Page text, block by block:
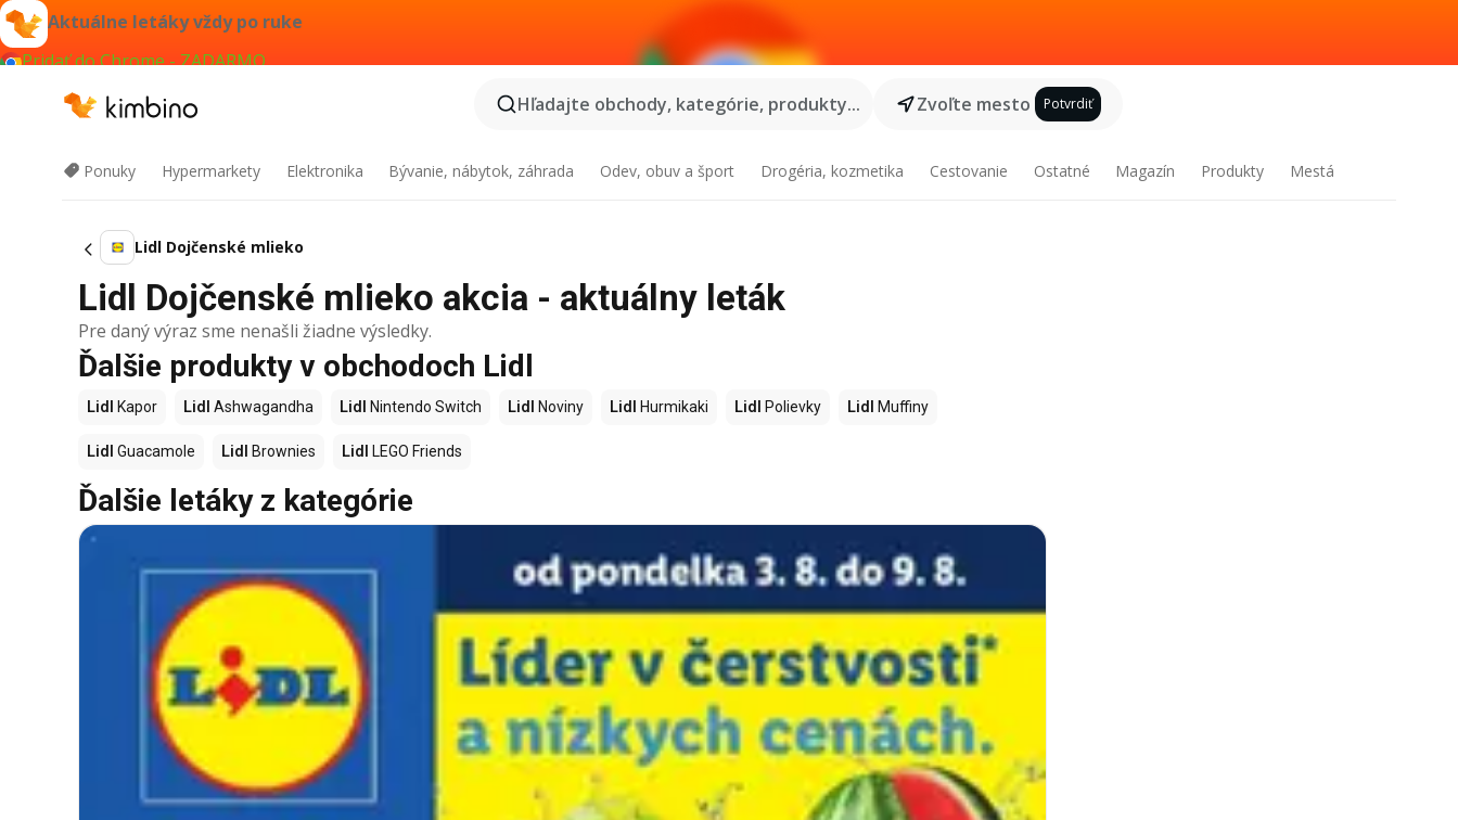
Aktuálne letáky vždy po ruke
Pridať do Chrome - ZADARMO
Hľadajte obchody, kategórie, produkty...
Zvoľte mesto Potvrdiť
Ponuky Hypermarkety Elektronika Bývanie, nábytok, záhrada Odev, obuv a šport Drogéria, kozmetika Cestovanie Ostatné Magazín Produkty Mestá
Lidl Dojčenské mlieko
Lidl Dojčenské mlieko akcia - aktuálny leták
Pre daný výraz sme nenašli žiadne výsledky.
Ďalšie produkty v obchodoch Lidl
Lidl Kapor Lidl Ashwagandha Lidl Nintendo Switch Lidl Noviny Lidl Hurmikaki Lidl Polievky Lidl Muffiny
Lidl Guacamole Lidl Brownies Lidl LEGO Friends
Ďalšie letáky z kategórie